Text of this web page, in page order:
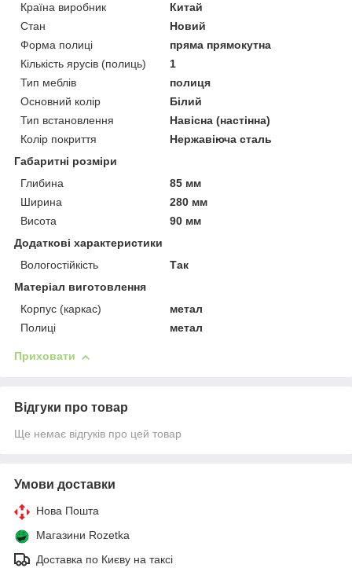
Країна виробник
Китай
Стан
Новий
Форма полиці
пряма прямокутна
Кількість ярусів (полиць)
1
Тип меблів
полиця
Основний колір
Білий
Тип встановлення
Навісна (настінна)
Колір покриття
Нержавіюча сталь
Габаритні розміри
Глибина
85 мм
Ширина
280 мм
Висота
90 мм
Додаткові характеристики
Вологостійкість
Так
Матеріал виготовлення
Корпус (каркас)
метал
Полиці
метал
Приховати
Відгуки про товар
Ще немає відгуків про цей товар
Умови доставки
Нова Пошта
Магазини Rozetka
Доставка по Києву на таксі